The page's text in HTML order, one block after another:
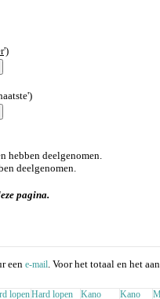
')
hebben deelgenomen.
deelgenomen.
pagina.
een e-mail. Voor het totaal en het
lopenHard lopen
Kano
Kano